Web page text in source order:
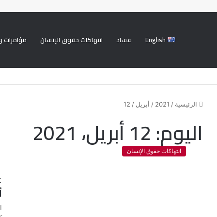
مؤامرات انتهاكات حقوق الإنسان فساد English
الرئيسية /
2021
/ أبريل /
12
اليوم:12 أبريل، 2021
انتهاكات حقوق الإنسان